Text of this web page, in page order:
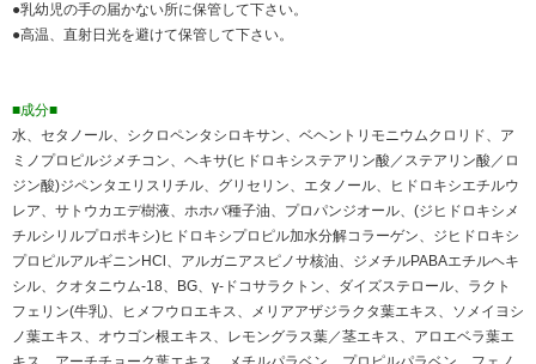
●乳幼児の手の届かない所に保管して下さい。
●高温、直射日光を避けて保管して下さい。
■成分■
水、セタノール、シクロペンタシロキサン、ベヘントリモニウムクロリド、ア
ミノプロピルジメチコン、ヘキサ(ヒドロキシステアリン酸／ステアリン酸／ロ
ジン酸)ジペンタエリスリチル、グリセリン、エタノール、ヒドロキシエチルウ
レア、サトウカエデ樹液、ホホバ種子油、プロパンジオール、(ジヒドロキシメ
チルシリルプロポキシ)ヒドロキシプロピル加水分解コラーゲン、ジヒドロキシ
プロピルアルギニンHCl、アルガニアスピノサ核油、ジメチルPABAエチルヘキ
シル、クオタニウム-18、BG、γ-ドコサラクトン、ダイズステロール、ラクト
フェリン(牛乳)、ヒメフウロエキス、メリアアザジラクタ葉エキス、ソメイヨシ
ノ葉エキス、オウゴン根エキス、レモングラス葉／茎エキス、アロエベラ葉エ